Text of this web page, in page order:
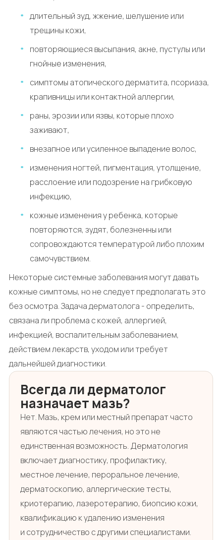
длительный зуд, жжение, шелушение или
трещины кожи,
повторяющиеся высыпания, акне, пустулы или
гнойные изменения,
симптомы атопического дерматита, псориаза,
крапивницы или контактной аллергии,
раны, эрозии или язвы, которые плохо
заживают,
внезапное или усиленное выпадение волос,
изменения ногтей, пигментация, утолщение,
расслоение или подозрение на грибковую
инфекцию,
кожные изменения у ребенка, которые
повторяются, зудят, болезненны или
сопровождаются температурой либо плохим
самочувствием.
Некоторые системные заболевания могут давать
кожные симптомы, но не следует предполагать это
без осмотра. Задача дерматолога - определить,
связана ли проблема с кожей, аллергией,
инфекцией, воспалительным заболеванием,
действием лекарств, уходом или требует
дальнейшей диагностики.
Всегда ли дерматолог
назначает мазь?
Нет. Мазь, крем или местный препарат часто
являются частью лечения, но это не
единственная возможность. Дерматология
включает диагностику, профилактику,
местное лечение, пероральное лечение,
дерматоскопию, аллергические тесты,
криотерапию, лазеротерапию, биопсию кожи,
квалификацию к удалению изменения
и сотрудничество с другими специалистами.